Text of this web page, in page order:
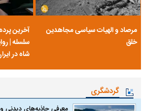
مرصاد و الهیات سیاسی مجاهدین
خلق
آخرین
سلسله |
شاه در
گردشگری